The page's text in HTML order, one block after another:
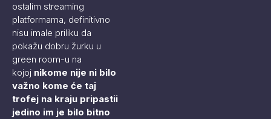
ostalim streaming
platformama, definitivno
nisu imale priliku da
pokažu dobru žurku u
green room-u na
kojoj nikome nije ni bilo
važno kome će taj
trofej na kraju pripastii
jedino im je bilo bitno